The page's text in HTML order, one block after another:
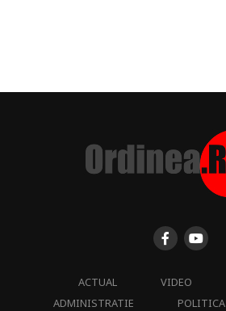
ACTUAL VIDEO
ADMINISTRATIE
POLITICA